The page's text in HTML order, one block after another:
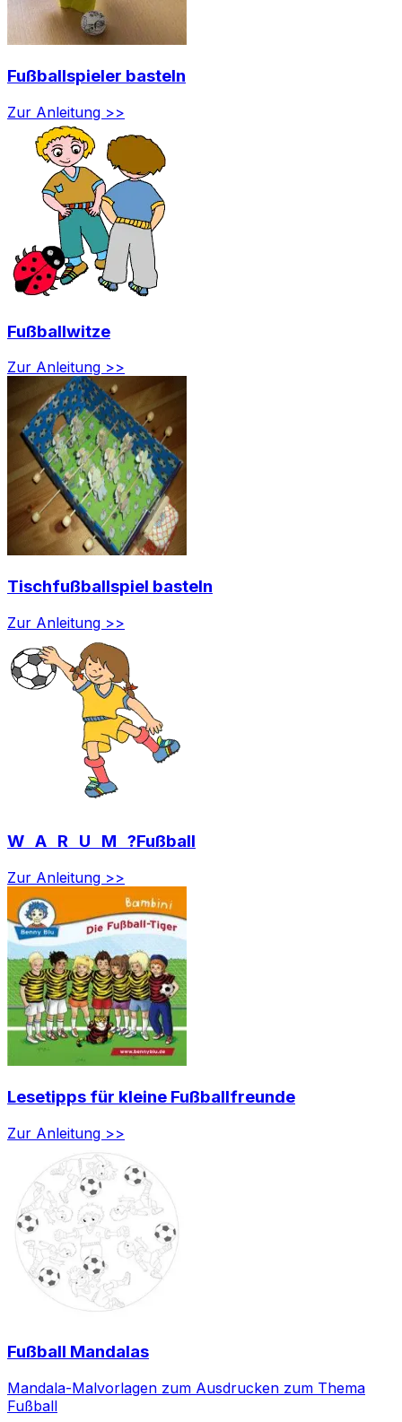
Fußballspieler basteln
Zur Anleitung >>
Fußballwitze
Zur Anleitung >>
Tischfußballspiel basteln
Zur Anleitung >>
W A R U M ?Fußball
Zur Anleitung >>
Lesetipps für kleine Fußballfreunde
Zur Anleitung >>
Fußball Mandalas
Mandala-Malvorlagen zum Ausdrucken zum Thema
Fußball